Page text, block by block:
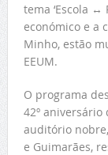
tema ‘Escola ↔
económico e a
Minho, estão
EEUM.
O programa
42º
auditório
e Guimarães,